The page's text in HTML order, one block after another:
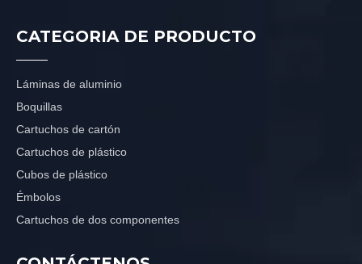
CATEGORIA DE PRODUCTO
Láminas de aluminio
Boquillas
Cartuchos de cartón
Cartuchos de plástico
Cubos de plástico
Émbolos
Cartuchos de dos componentes